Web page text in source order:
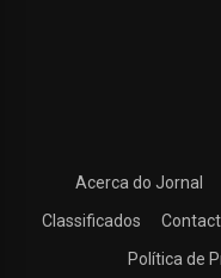
Acerca do Jornal
Classificados
Política de